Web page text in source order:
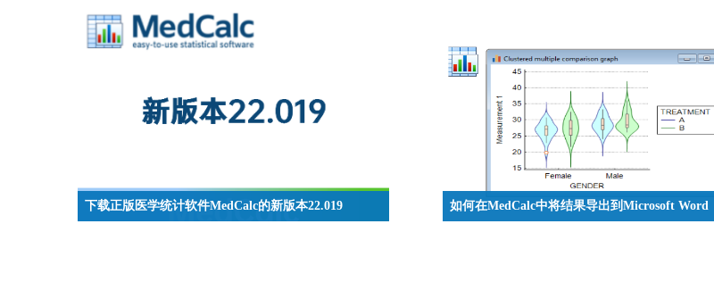
Welch检验等实用功能，同时优化了文件兼容性和界面
交互，并修正了多项已知问题。
下载正版医学统计软件MedCalc的新版本22.019
如何在MedCalc中将结果导出到Microsoft Word